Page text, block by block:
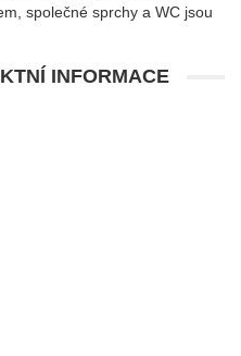
společné sprchy a WC jsou
INFORMACE